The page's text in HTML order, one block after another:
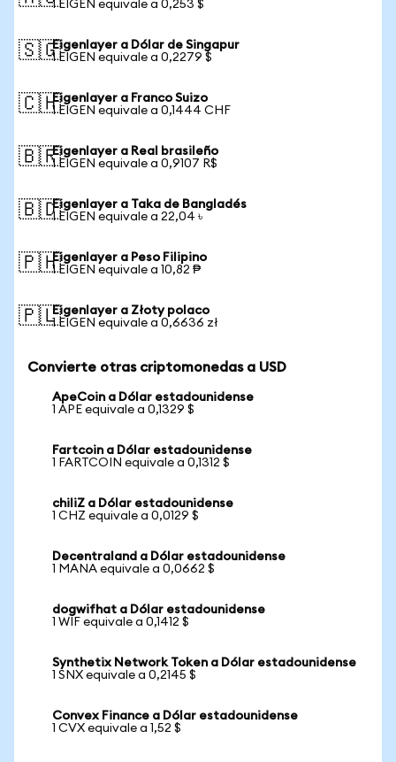
1 EIGEN equivale a 0,253 $
🇸🇬Eigenlayer a Dólar de Singapur
1 EIGEN equivale a 0,2279 $
🇨🇭Eigenlayer a Franco Suizo
1 EIGEN equivale a 0,1444 CHF
🇧🇷Eigenlayer a Real brasileño
1 EIGEN equivale a 0,9107 R$
🇧🇩Eigenlayer a Taka de Bangladés
1 EIGEN equivale a 22,04 ৳
🇵🇭Eigenlayer a Peso Filipino
1 EIGEN equivale a 10,82 ₱
🇵🇱Eigenlayer a Złoty polaco
1 EIGEN equivale a 0,6636 zł
Convierte otras criptomonedas a USD
ApeCoin a Dólar estadounidense
1 APE equivale a 0,1329 $
Fartcoin a Dólar estadounidense
1 FARTCOIN equivale a 0,1312 $
chiliZ a Dólar estadounidense
1 CHZ equivale a 0,0129 $
Decentraland a Dólar estadounidense
1 MANA equivale a 0,0662 $
dogwifhat a Dólar estadounidense
1 WIF equivale a 0,1412 $
Synthetix Network Token a Dólar estadounidense
1 SNX equivale a 0,2145 $
Convex Finance a Dólar estadounidense
1 CVX equivale a 1,52 $